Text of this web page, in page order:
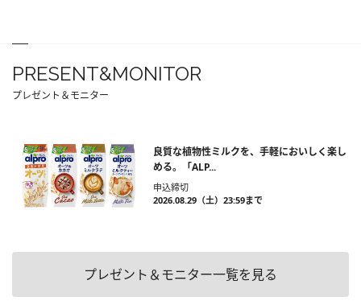
PRESENT&MONITOR
プレゼント＆モニター
良質な植物性ミルクを、手軽においしく楽し
める。「ALP...
申込締切
2026.08.29（土）23:59まで
プレゼント＆モニター一覧を見る